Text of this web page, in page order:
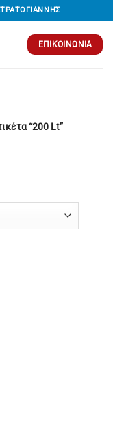
ΕΠΙΚΟΙΝΩΝΊΑ
“200 Lt”